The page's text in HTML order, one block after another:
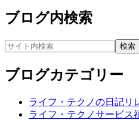
ブログ内検索
ブログカテゴリー
ライフ・テクノの日記リ
ライフ・テクノサービス